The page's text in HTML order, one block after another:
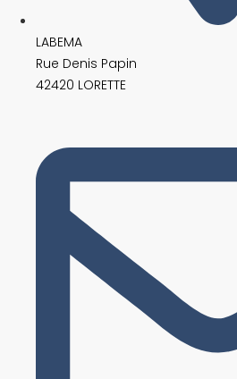
LABEMA
Rue Denis Papin
42420 LORETTE